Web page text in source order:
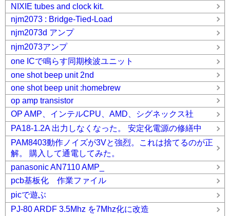
NIXIE tubes and clock kit.
njm2073 : Bridge-Tied-Load
njm2073d アンプ
njm2073アンプ
one ICで鳴らす同期検波ユニット
one shot beep unit 2nd
one shot beep unit :homebrew
op amp transistor
OP AMP、インテルCPU、AMD、シグネックス社
PA18-1.2A 出力しなくなった。 安定化電源の修繕中
PAM8403動作ノイズが3Vと強烈。これは捨てるのが正
解。 購入して通電してみた。
panasonic AN7110 AMP_
pcb基板化 作業ファイル
picで遊ぶ
PJ-80 ARDF 3.5Mhz を7Mhz化に改造